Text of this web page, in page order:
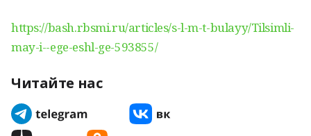
https://bash.rbsmi.ru/articles/s-l-m-t-bulayy/Tilsimli-
may-i--ege-eshl-ge-593855/
Читайте нас